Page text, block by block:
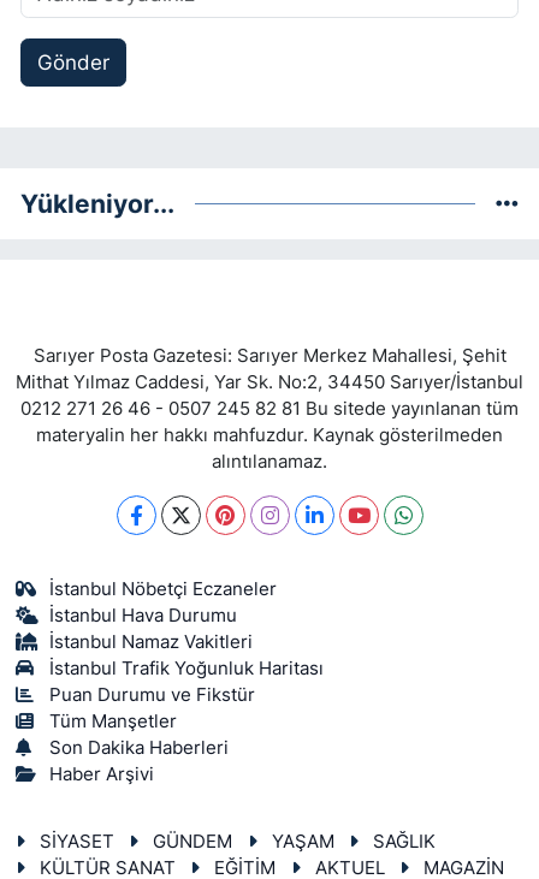
Gönder
Yükleniyor...
Sarıyer Posta Gazetesi: Sarıyer Merkez Mahallesi, Şehit
Mithat Yılmaz Caddesi, Yar Sk. No:2, 34450 Sarıyer/İstanbul
0212 271 26 46 - 0507 245 82 81 Bu sitede yayınlanan tüm
materyalin her hakkı mahfuzdur. Kaynak gösterilmeden
alıntılanamaz.
İstanbul Nöbetçi Eczaneler
İstanbul Hava Durumu
İstanbul Namaz Vakitleri
İstanbul Trafik Yoğunluk Haritası
Puan Durumu ve Fikstür
Tüm Manşetler
Son Dakika Haberleri
Haber Arşivi
SİYASET GÜNDEM YAŞAM
SAĞLIK
KÜLTÜR SANAT
EĞİTİM AKTUEL MAGAZİN